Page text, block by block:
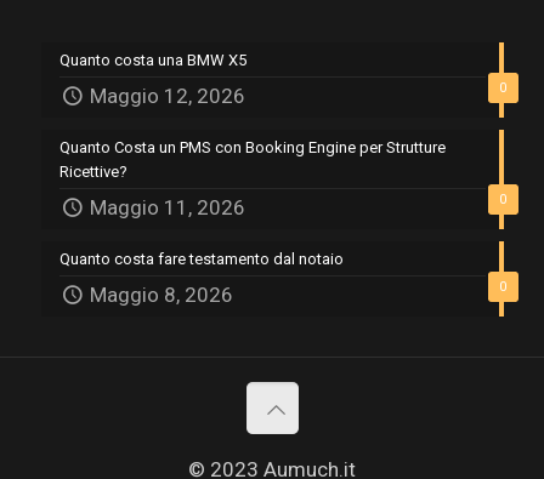
0
Quanto costa una BMW X5
Maggio 12, 2026
0
Quanto Costa un PMS con Booking Engine per Strutture
Ricettive?
Maggio 11, 2026
0
Quanto costa fare testamento dal notaio
Maggio 8, 2026
© 2023 Aumuch.it